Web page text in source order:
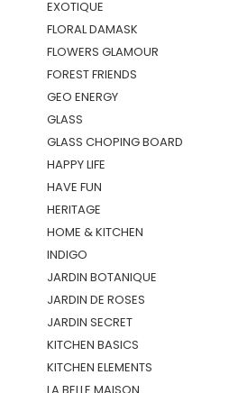
EXOTIQUE
FLORAL DAMASK
FLOWERS GLAMOUR
FOREST FRIENDS
GEO ENERGY
GLASS
GLASS CHOPING BOARD
HAPPY LIFE
HAVE FUN
HERITAGE
HOME & KITCHEN
INDIGO
JARDIN BOTANIQUE
JARDIN DE ROSES
JARDIN SECRET
KITCHEN BASICS
KITCHEN ELEMENTS